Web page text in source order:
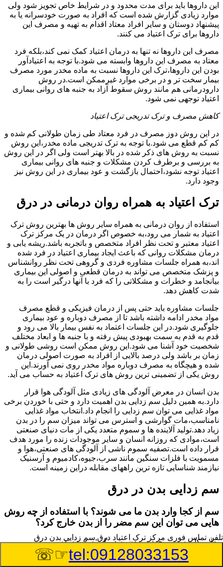
این داروها باید برای مدت محدود و در شرایط خاص تجویز شود ولی
موارد زیادی گزارش شده است که افراد به صورت خودسرانه یا به
پیشنهاد دوستان و سایر افراد معتاد اقدام به تهیه و مصرف این
داروها برای ترک اعتیاد می کنند.
مصرف این داروها نه تنها به درمان اعتیاد کمک نمی کند،بلکه فرد
معتاد به مصرف این داروها وابسته می شود.با توجه به اعتیادآور
بودن این داروها،ترک این داروها نسبت به ماده مخدر مورد مصرف
بیمار سخت تر و در برخی موارد غیرممکن است.در روش
دارودرمانی هم مانند روش سقوط آزاد به جنبه های روانی بیماری
اعتیاد توجهی نمی شود.
کاهش مصرف و ترک تدریجی ترک اعتیاد
در این روش دوز مصرف در فرد معتاد طی زمان طولانی کم شده و
کم کم قطع می شود.با توجه به ترک تدریجی ماده مخدر،این روش
نسبت به روش های ذکر شده در بالا بهتر است ولی اگر در این روش
به بررسی و برطرف کردن مشکلات و جنبه های روانی بیماری
اعتیاد توجه نشود،احتمال بازگشت و عود بیماری در این روش نیز
وجود دارد.
ترک اعتیاد به همراه روان درمانی در درق
استفاده از روان درمانی به همراه سایر روش ها بهترین روش ترک
اعتیاد به شمار می رود،به خصوص اگر درمان در یک مرکز ترک
اعتیاد معتبر و تحت نظر افراد متخصص و باتجربه باشد.ریشه یابی و
درمان مشکلات روانی که باعث ایجاد بیماری اعتیاد در فرد شده
اند،به همراه جلسات مشاوره فردی و گروهی تحت نظر روانشناس
و پزشک متخصص می تواند به درمان قطعی و اصولی این بیماری
بیانجامد و خطرات و مشکلاتی را که فرد با آنها درگیر است را به
شدت کاهش دهد.
جلسات مشاوره باید حتی پس از درمان فیزیکی و قطع مصرف
مواد مخدر ادامه داشته باشد تا از مصرف دوباره و عود بیماری
جلوگیری شود.در این جلسات اعتماد به نفس بیمار بالا می رود و
قدم به قدم به سمت بهبودی پیش رفته و با جنبه ها و ابعاد مختلف
شخصیت خود آشنا می شود.این روش ممکن است روشی طولانی و
زمان بر باشد ولی درصد بالایی از افراد به صورت اصولی درمان
شده و هیچگاه به مصرف دوباره مواد مخدر روی نمی آورند.این
روش یکی از تضمینی ترین روش های ترک اعتیاد به حساب می آید.
بدن انسان در معرض آلودگی های زیادی مثل آلودگی هوا قرار
دارد.به همین دلیل سم زدایی بدن اهمیت دارد و حتی با خوردن برخی
مواد غذایی می توان سم زدایی را انجام داد.انتخاب مواد غذایی
نامناسب،مات گوارشی و استرس می تواند میزان سم را در بدن
زیاد دهد.تولید آلاینده ها و سموم متعدد یکی از مات دنیای صنعتی
است،موادی که روزانه انسان و سایر موجودات زنده را مورد هدف
قرار داده است.تصفیه سموم ناشی از آلودگی های صنعتی،هوا و
مسمویت با فلزات سنگین مانند سرب،جیوه،کادمیوم و آرسنیک
نیازمند شناسایی تازه ترین راههای مقابله دراین زمینه است.
سم زدایی بدن در درق
سم از کجا وارد بدن ما می شوند؟ با استفاده از چه روش
هایی می توان این سم مضر را از بدن خارج کرد؟
بطور کلی سم موجود در بدن به دو گروه عمده تقسیم می
شوند.بخش بزرگی از این سموم مثل مواد به جا مانده از سموم
گیاهی و آفت کش ها،فلزات سنگین ناشی از آلودگی هوا،انواع
تلفن تماس فوری مرکز ترک اعتیاد درق,سم زدایی بدن درق
tel:09128033153
☞☏